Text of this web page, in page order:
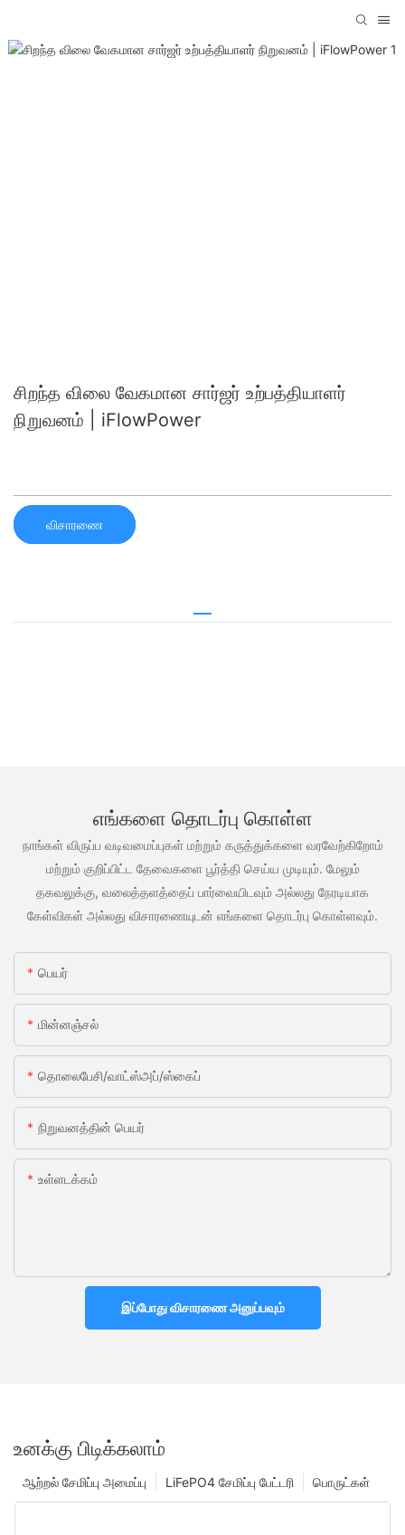
சிறந்த விலை வேகமான சார்ஜர் உற்பத்தியாளர்
நிறுவனம் | iFlowPower
விசாரணை
எங்களை தொடர்பு கொள்ள
நாங்கள் விருப்ப வடிவமைப்புகள் மற்றும் கருத்துக்களை வரவேற்கிறோம்
மற்றும் குறிப்பிட்ட தேவைகளை பூர்த்தி செய்ய முடியும். மேலும்
தகவலுக்கு, வலைத்தளத்தைப் பார்வையிடவும் அல்லது நேரடியாக
கேள்விகள் அல்லது விசாரணையுடன் எங்களை தொடர்பு கொள்ளவும்.
பெயர்
மின்னஞ்சல்
தொலைபேசி/வாட்ஸ்அப்/ஸ்கைப்
நிறுவனத்தின் பெயர்
உள்ளடக்கம்
இப்போது விசாரணை அனுப்பவும்
உனக்கு பிடிக்கலாம்
பொருட்கள்
LiFePO4 சேமிப்பு பேட்டரி
ஆற்றல் சேமிப்பு அமைப்பு